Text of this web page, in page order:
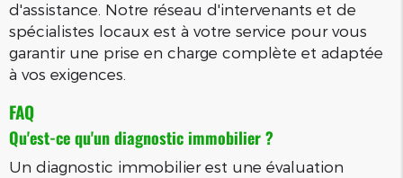
d'assistance. Notre réseau d'intervenants et de
spécialistes locaux est à votre service pour vous
garantir une prise en charge complète et adaptée
à vos exigences.
FAQ
Qu'est-ce qu'un diagnostic immobilier ?
Un diagnostic immobilier est une évaluation